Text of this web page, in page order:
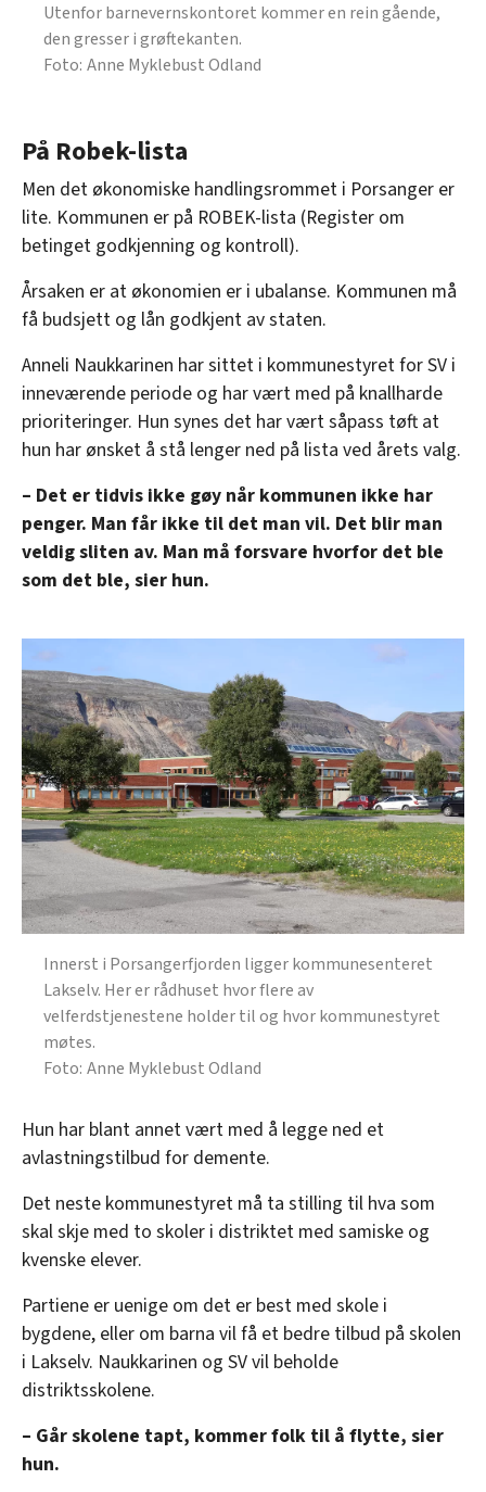
Utenfor barnevernskontoret kommer en rein gående,
den gresser i grøftekanten.
Anne Myklebust Odland
På Robek-lista
Men det økonomiske handlingsrommet i Porsanger er
lite. Kommunen er på ROBEK-lista (Register om
betinget godkjenning og kontroll).
Årsaken er at økonomien er i ubalanse. Kommunen må
få budsjett og lån godkjent av staten.
Anneli Naukkarinen har sittet i kommunestyret for SV i
inneværende periode og har vært med på knallharde
prioriteringer. Hun synes det har vært såpass tøft at
hun har ønsket å stå lenger ned på lista ved årets valg.
– Det er tidvis ikke gøy når kommunen ikke har
penger. Man får ikke til det man vil. Det blir man
veldig sliten av. Man må forsvare hvorfor det ble
som det ble, sier hun.
Innerst i Porsangerfjorden ligger kommunesenteret
Lakselv. Her er rådhuset hvor flere av
velferdstjenestene holder til og hvor kommunestyret
møtes.
Anne Myklebust Odland
Hun har blant annet vært med å legge ned et
avlastningstilbud for demente.
Det neste kommunestyret må ta stilling til hva som
skal skje med to skoler i distriktet med samiske og
kvenske elever.
Partiene er uenige om det er best med skole i
bygdene, eller om barna vil få et bedre tilbud på skolen
i Lakselv. Naukkarinen og SV vil beholde
distriktsskolene.
– Går skolene tapt, kommer folk til å flytte, sier
hun.